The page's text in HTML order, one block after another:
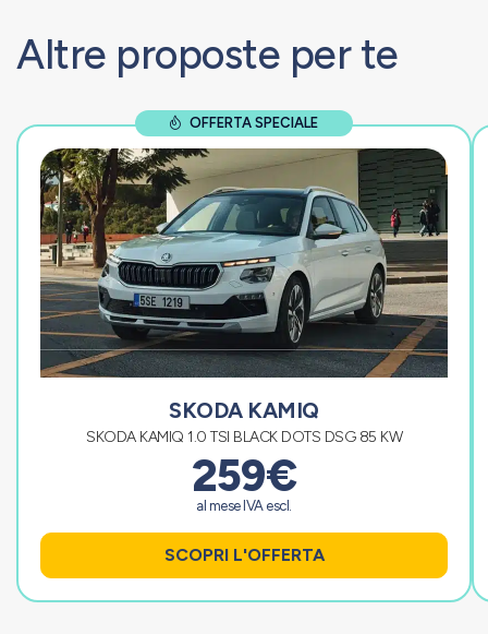
Altre proposte per te
OFFERTA SPECIALE
SKODA KAMIQ
SKODA KAMIQ 1.0 TSI BLACK DOTS DSG 85 KW
259€
al mese IVA escl.
SCOPRI L'OFFERTA